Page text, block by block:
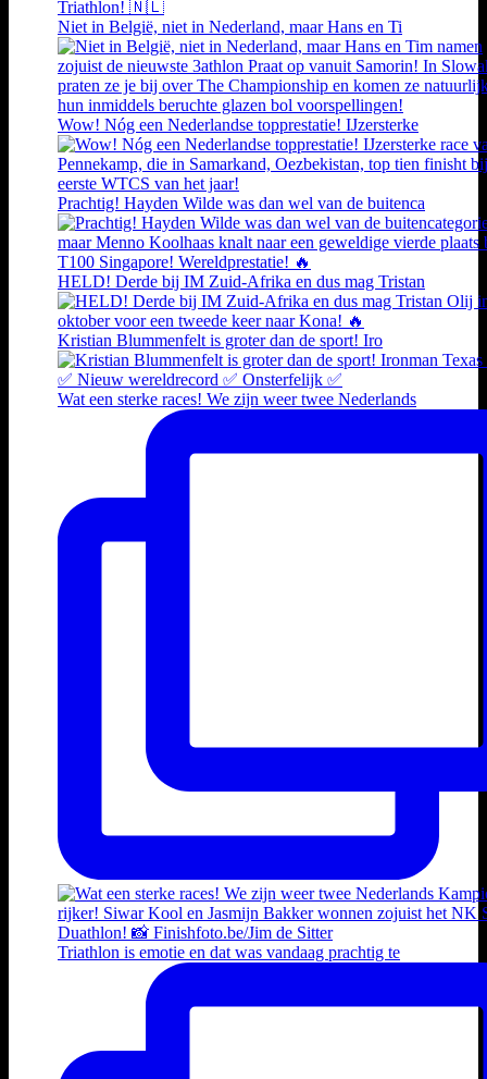
Niet in België, niet in Nederland, maar Hans en Ti
Wow! Nóg een Nederlandse topprestatie! IJzersterke
Prachtig! Hayden Wilde was dan wel van de buitenca
HELD! Derde bij IM Zuid-Afrika en dus mag Tristan
Kristian Blummenfelt is groter dan de sport! Iro
Wat een sterke races! We zijn weer twee Nederlands
Triathlon is emotie en dat was vandaag prachtig te